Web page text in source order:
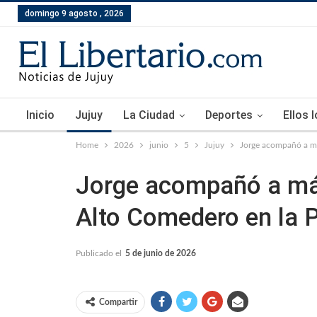
domingo 9 agosto , 2026
Inicio Jujuy La Ciudad Deportes Ellos
Home 2026 junio 5 Jujuy Jorge acompañó a
Jorge acompañó a
Alto Comedero en la
Publicado el 5 de junio de 2026
Compartir